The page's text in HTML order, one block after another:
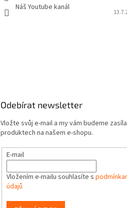
Náš Youtube kanál
Odebírat newsletter
Vložte svůj e-mail a my vám budeme
produktech na našem e-shopu.
E-mail
Vložením e-mailu souhlasíte s
údajů